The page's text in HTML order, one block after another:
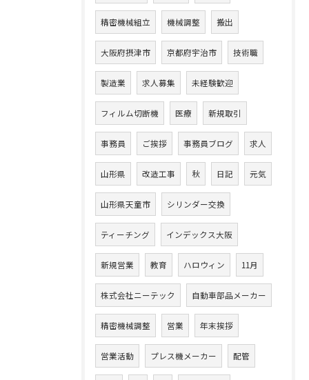
精密機械組立 機械調整 搬出
大阪府摂津市 京都府宇治市 技術職
製造業 求人募集 未経験歓迎
フィルム切断機 医療 新規取引
事務員 ご挨拶 事務員ブログ 求人
山形県 改造工事 秋 日記 元気
山形県天童市 シリンダー交換
ティーチング インデックス大阪
新規営業 教育 ハロウィン 11月
株式会社ニーテック 自動車部品メーカー
精密機械調整 営業 年末挨拶
営業活動 プレス機メーカー 配管